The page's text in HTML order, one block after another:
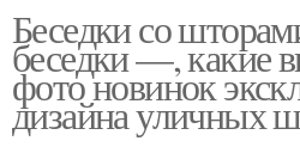
Беседки со
беседки —, какие
фото новинок
дизайна уличных